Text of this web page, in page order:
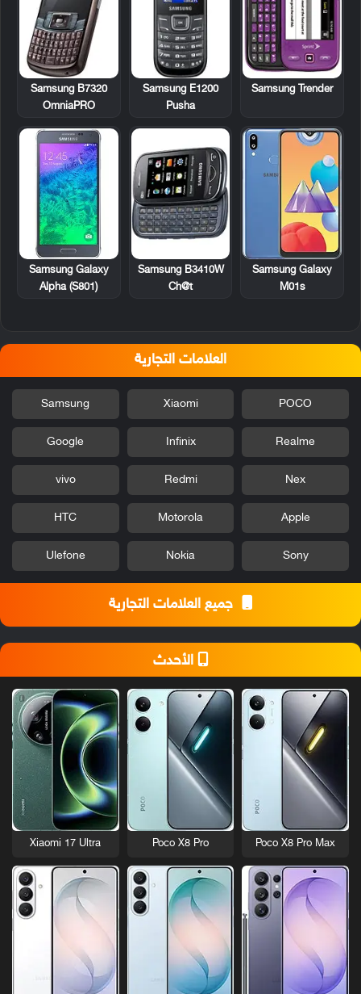
Samsung Trender
Samsung E1200
Pusha
Samsung B7320
OmniaPRO
Samsung Galaxy
M01s
Samsung B3410W
Ch@t
Samsung Galaxy
Alpha (S801)
العلامات التجارية
POCO
Xiaomi
Samsung
Realme
Infinix
Google
Nex
Redmi
vivo
Apple
Motorola
HTC
Sony
Nokia
Ulefone
جميع العلامات التجارية
الأحدث
Poco X8 Pro Max
Poco X8 Pro
Xiaomi 17 Ultra